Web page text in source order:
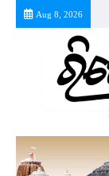
Aug 8, 2026